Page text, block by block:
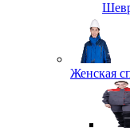
Женская